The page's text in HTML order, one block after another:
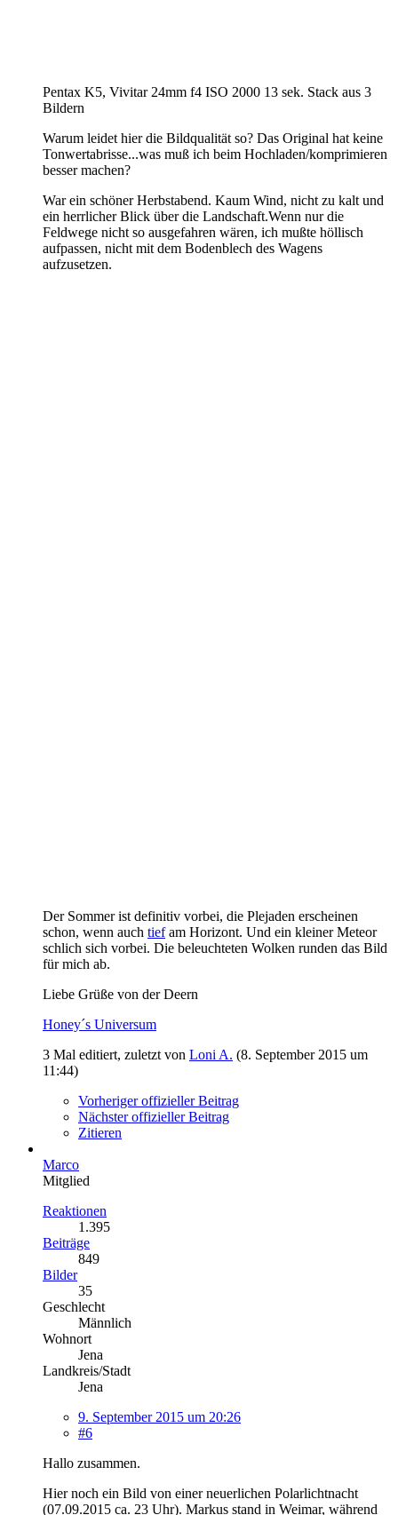
Pentax K5, Vivitar 24mm f4 ISO 2000 13 sek. Stack aus 3
Bildern
Warum leidet hier die Bildqualität so? Das Original hat keine
Tonwertabrisse...was muß ich beim Hochladen/komprimieren
besser machen?
War ein schöner Herbstabend. Kaum Wind, nicht zu kalt und
ein herrlicher Blick über die Landschaft.Wenn nur die
Feldwege nicht so ausgefahren wären, ich mußte höllisch
aufpassen, nicht mit dem Bodenblech des Wagens
aufzusetzen.
Der Sommer ist definitiv vorbei, die Plejaden erscheinen
schon, wenn auch tiefam Horizont. Und ein kleiner Meteor
schlich sich vorbei. Die beleuchteten Wolken runden das Bild
für mich ab.
Liebe Grüße von der Deern
Honey´s Universum
3 Mal editiert, zuletzt von Loni A. (8. September 2015 um
11:44)
Vorheriger offizieller Beitrag
Nächster offizieller Beitrag
Zitieren
Marco
Mitglied
Reaktionen
1.395
Beiträge
849
Bilder
35
Geschlecht
Männlich
Wohnort
Jena
Landkreis/Stadt
Jena
9. September 2015 um 20:26
#6
Hallo zusammen.
Hier noch ein Bild von einer neuerlichen Polarlichtnacht
(07.09.2015 ca. 23 Uhr). Markus stand in Weimar, während